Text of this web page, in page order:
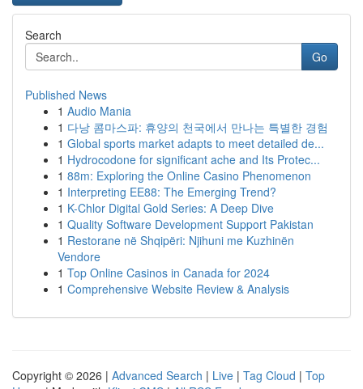
Search
Go
Published News
1 Audio Mania
1 다낭 콤마스파: 휴양의 천국에서 만나는 특별한 경험
1 Global sports market adapts to meet detailed de...
1 Hydrocodone for significant ache and Its Protec...
1 88m: Exploring the Online Casino Phenomenon
1 Interpreting EE88: The Emerging Trend?
1 K-Chlor Digital Gold Series: A Deep Dive
1 Quality Software Development Support Pakistan
1 Restorane në Shqipëri: Njihuni me Kuzhinën
Vendore
1 Top Online Casinos in Canada for 2024
1 Comprehensive Website Review & Analysis
Copyright © 2026 | Advanced Search | Live | Tag Cloud | Top